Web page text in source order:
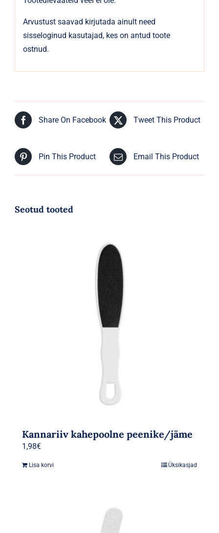
Arvustust saavad kirjutada ainult need
sisseloginud kasutajad, kes on antud toote
ostnud.
Share On Facebook Tweet This Product
Pin This Product Email This Product
Seotud tooted
Kannariiv kahepoolne peenike/jäme
1,98€
Lisa korvi Üksikasjad